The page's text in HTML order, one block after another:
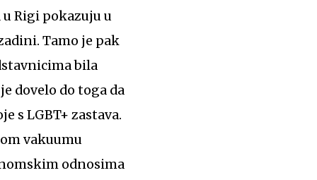
Rigi pokazuju u
Tamo je pak
bila
dovelo do toga da
s LGBT+ zastava.
vakuumu
odnosima